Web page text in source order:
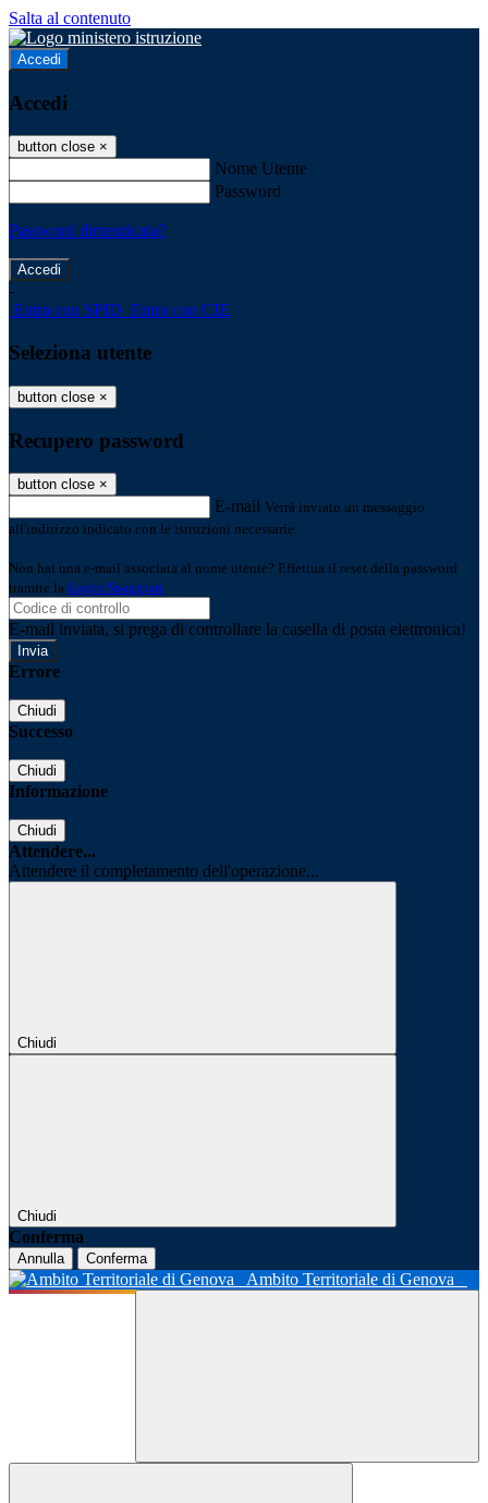
Salta al contenuto
Accedi
Accedi
button close ×
Nome Utente
Password
Password dimenticata?
-
Entra con SPID Entra con CIE
Seleziona utente
button close ×
Recupero password
button close ×
E-mail Verrà inviato un messaggio
all'indirizzo indicato con le istruzioni necessarie.
Non hai una e-mail associata al nome utente? Effettua il reset della password
tramite la Login Spaggiari
E-mail inviata, si prega di controllare la casella di posta elettronica!
Errore
Chiudi
Successo
Chiudi
Informazione
Chiudi
Attendere...
Attendere il completamento dell'operazione...
Chiudi
Chiudi
Conferma
Annulla Conferma
Ambito Territoriale di Genova